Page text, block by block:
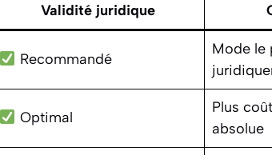
Validité juridique
Recommandé
Mode le
Optimal
Plus
absolue